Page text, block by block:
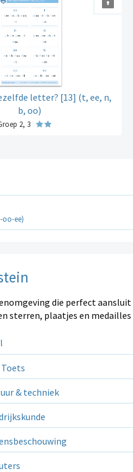
letter? [13] (t, ee, n,
b, oo)
2, 3
oo-ee)
die perfect
sterren, plaatjes en medailles
Toets
& techniek